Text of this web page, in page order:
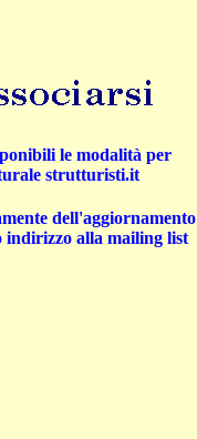
le modalità per
strutturisti.it
dell'aggiornamento
indirizzo alla mailing list